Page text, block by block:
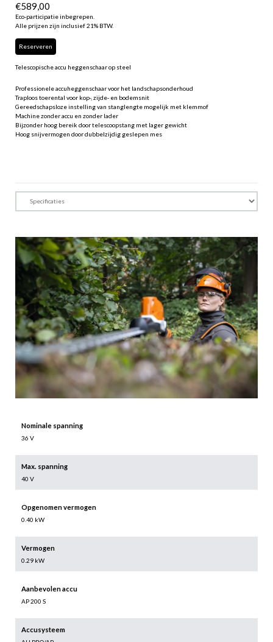
€589,00
Eco-participatie inbegrepen.
Alle prijzen zijn inclusief 21% BTW.
Reserveren
Telescopische accu heggenschaar op steel
Professionele accuheggenschaar voor het landschapsonderhoud
Traploos toerental voor kop-, zijde- en bodemsnit
Gereedschapsloze instelling van stanglengte mogelijk met klemmof
Machine zonder accu en zonder lader
Bijzonder hoog bereik door telescoopstang met lager gewicht
Hoog snijvermogen door dubbelzijdig geslepen mes
Nominale spanning
36 V
Max. spanning
40 V
Opgenomen vermogen
0.40 kW
Vermogen
0.29 kW
Aanbevolen accu
AP 200 S
Accusysteem